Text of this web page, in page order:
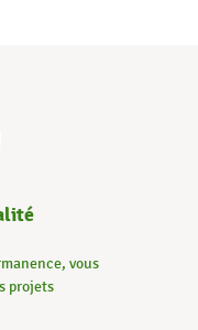
vous
projets